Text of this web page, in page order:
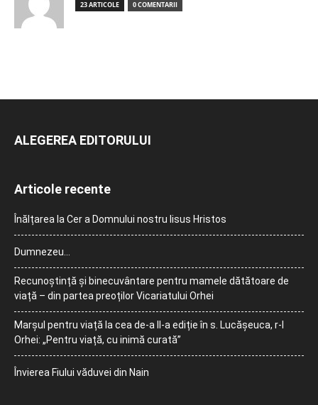
23 ARTICOLE 0 COMENTARII
ALEGEREA EDITORULUI
Articole recente
Înălțarea la Cer a Domnului nostru Iisus Hristos
Dumnezeu…
Recunoștință și binecuvântare pentru mamele dătătoare de
viață – din partea preoților Vicariatului Orhei
Marșul pentru viață la cea de-a II-a ediție în s. Lucășeuca, r-l
Orhei: „Pentru viață, cu inimă curată”
Învierea Fiului văduvei din Nain